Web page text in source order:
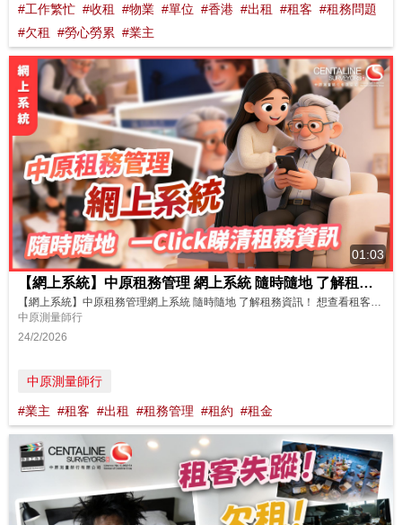
#工作繁忙 #收租 #物業 #單位 #香港 #出租 #租客 #租務問題
#欠租
#勞心勞累 #業主
01:03
【網上系統】中原租務管理 網上系統 隨時隨地 了解租務資訊！
【網上系統】中原租務管理網上系統 隨時隨地 了解租務資訊！ 想查看租客交租記錄，出租物業雜費開支？隨時隨地翻閱租約、電子租單收據？ 中原租務管理網上系統，業主租客可以隨時隨地上網查閱租賃文件記錄，無需擔心資料保存問題。跨越時間及地域限制，一Click即睇物業維修進度、租金收入、雜費開支等最新狀況，為業主租客提供星級便利體驗！ https://youtu.be/1Sr2pd5UjUo C...
中原測量師行
24/2/2026
中原測量師行
#業主 #租客 #出租 #租務管理 #租約 #租金